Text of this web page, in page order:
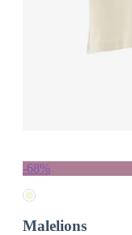
-68%
Malelions